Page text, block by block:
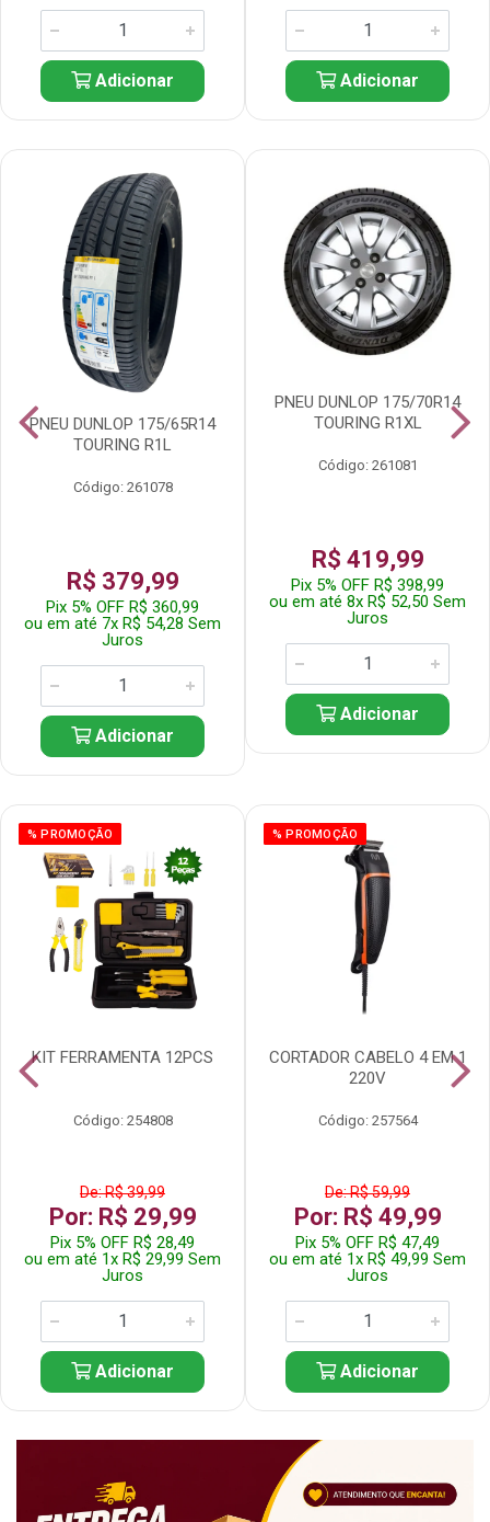
Adicionar Adicionar
PNEU DUNLOP 175/65R14
TOURING R1L
Código: 261078
R$ 379,99
Pix 5% OFF R$ 360,99
ou em até 7x R$ 54,28 Sem
Juros
Adicionar
PNEU DUNLOP 175/70R14
TOURING R1XL
Código: 261081
R$ 419,99
Pix 5% OFF R$ 398,99
ou em até 8x R$ 52,50 Sem
Juros
Adicionar
% PROMOÇÃO
KIT FERRAMENTA 12PCS
Código: 254808
De: R$ 39,99
Por: R$ 29,99
Pix 5% OFF R$ 28,49
ou em até 1x R$ 29,99 Sem
Juros
Adicionar
% PROMOÇÃO
CORTADOR CABELO 4 EM 1
220V
Código: 257564
De: R$ 59,99
Por: R$ 49,99
Pix 5% OFF R$ 47,49
ou em até 1x R$ 49,99 Sem
Juros
Adicionar